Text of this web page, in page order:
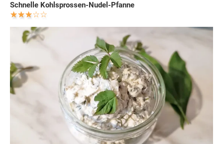
Schnelle Kohlsprossen-Nudel-Pfanne